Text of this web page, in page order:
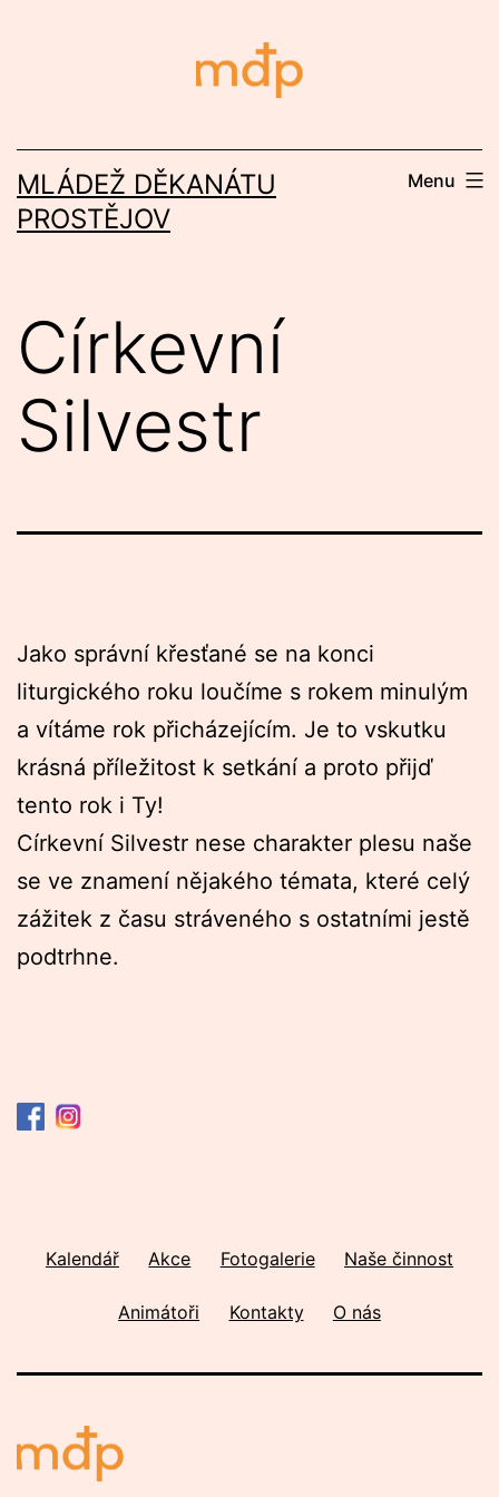
MLÁDEŽ DĚKANÁTU
PROSTĚJOV
Menu
Církevní
Silvestr
Jako správní křesťané se na konci
liturgického roku loučíme s rokem minulým
a vítáme rok přicházejícím. Je to vskutku
krásná příležitost k setkání a proto přijď
tento rok i Ty!
Církevní Silvestr nese charakter plesu naše
se ve znamení nějakého témata, které celý
zážitek z času stráveného s ostatními jestě
podtrhne.
Kalendář Akce Fotogalerie Naše činnost
Animátoři Kontakty O nás